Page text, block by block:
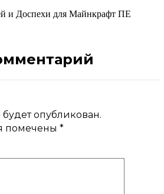
и Доспехи для Майнкрафт ПЕ
опубликован.
помечены *